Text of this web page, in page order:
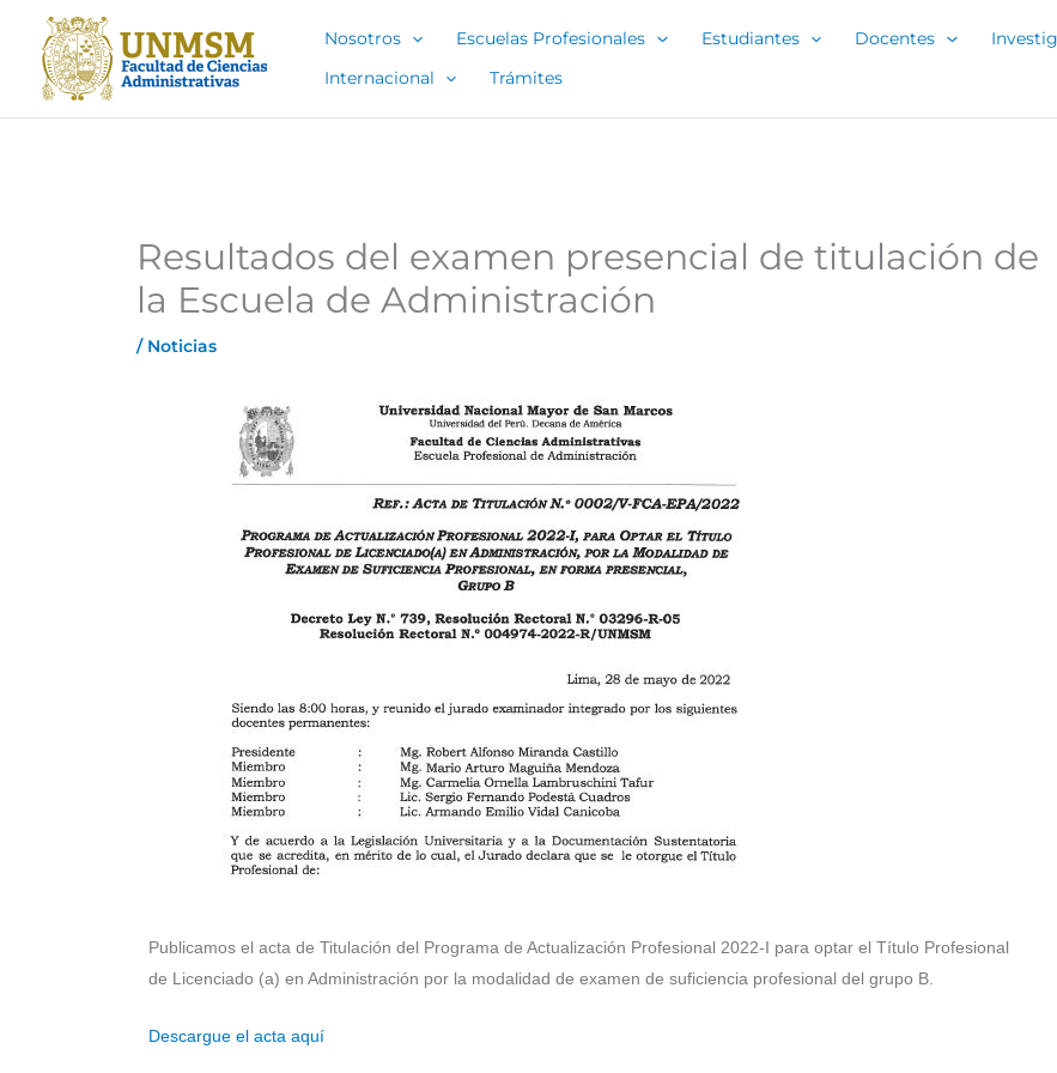
contenido
Nosotros Escuelas Profesionales Estudiantes Docentes
Internacional
Trámites
Resultados del examen presencial de titulación de
la Escuela de Administración
/ Noticias
Publicamos el acta de Titulación del Programa de Actualización Profesional 2022-I para optar el Título Profesional
de Licenciado (a) en Administración por la modalidad de examen de suficiencia profesional del grupo B.
Descargue el acta aquí